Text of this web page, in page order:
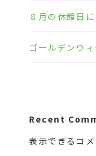
８月の休館日
ゴールデンウ
Recent
表示できるコメ